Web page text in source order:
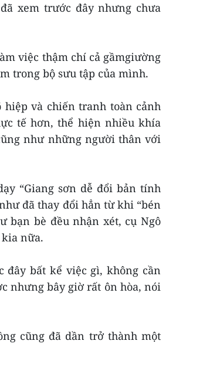
xem trước đây nhưng chưa
việc thậm chí cả gầmgiường
trong bộ sưu tập của mình.
hiệp và chiến tranh toàn cảnh
tế hơn, thể hiện nhiều khía
như những người thân với
“Giang sơn dễ đổi bản tính
đã thay đổi hẳn từ khi “bén
bạn bè đều nhận xét, cụ Ngô
nữa.
đây bất kể việc gì, không cần
nhưng bây giờ rất ôn hòa, nói
cũng đã dần trở thành một